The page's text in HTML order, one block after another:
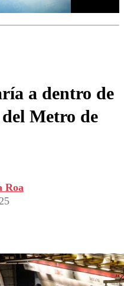
a dentro de
Metro de
Roa